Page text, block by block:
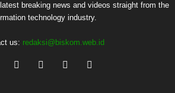
breaking news and videos straight from the
technology industry.
us: redaksi@biskom.web.id